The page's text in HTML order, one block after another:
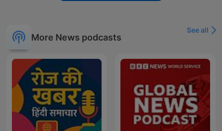
More News podcasts
See all